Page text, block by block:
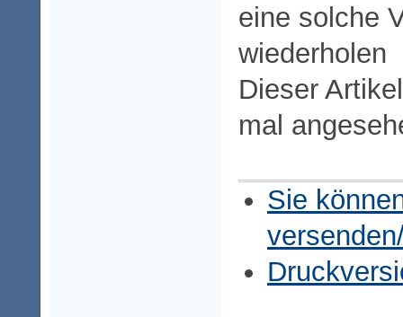
eine solche
wiederholen
Dieser
mal
Sie